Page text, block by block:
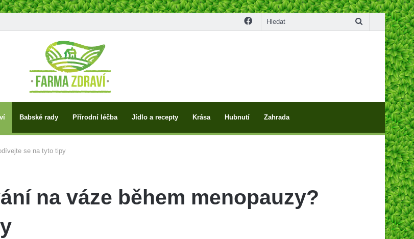
Facebook
Babské rady Přírodní léčba Jídlo a recepty Krása Hubnutí Zahrada
se na tyto tipy
na váze během menopauzy?